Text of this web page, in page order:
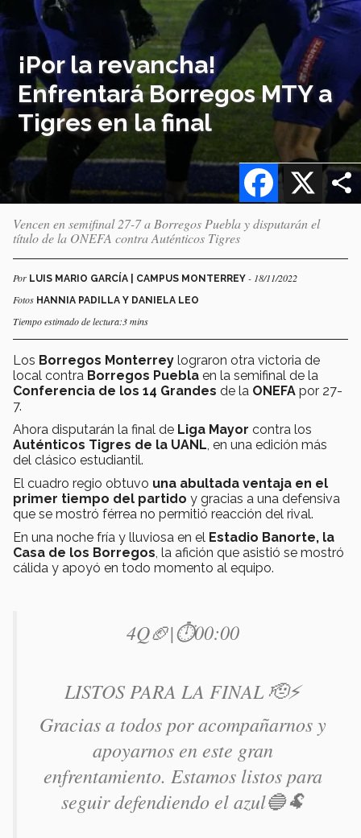
¡Por la revancha!
Enfrentará Borregos MTY a
Tigres en la final
X
Facebook
Vencen en semifinal 27-7 a Borregos Puebla y disputarán el
título de la ONEFA contra Auténticos Tigres
Por LUIS MARIO GARCÍA | CAMPUS MONTERREY - 18/11/2022
Fotos HANNIA PADILLA Y DANIELA LEO
Tiempo estimado de lectura:3 mins
Los Borregos Monterrey lograron otra victoria de
local contra Borregos Puebla en la semifinal de la
Conferencia de los 14 Grandes de la ONEFA por 27-
7.
Ahora disputarán la final de Liga Mayor contra los
Auténticos Tigres de la UANL , en una edición más
del clásico estudiantil.
El cuadro regio obtuvo una abultada ventaja en el
primer tiempo del partido y gracias a una defensiva
que se mostró férrea no permitió reacción del rival.
En una noche fría y lluviosa en el Estadio Banorte, la
Casa de los Borregos , la afición que asistió se mostró
cálida y apoyó en todo momento al equipo.
4Q🏈|⏱️00:00
LISTOS PARA LA FINAL 🫡⚡️
Gracias a todos por acompañarnos y
apoyarnos en este gran
enfrentamiento. Estamos listos para
seguir defendiendo el azul🔵🐏